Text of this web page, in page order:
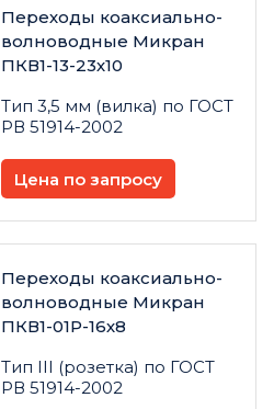
Переходы коаксиально-
волноводные Микран
ПКВ1-13-23х10
Тип 3,5 мм (вилка) по ГОСТ
РВ 51914-2002
Цена по запросу
Переходы коаксиально-
волноводные Микран
ПКВ1-01Р-16х8
Тип III (розетка) по ГОСТ
РВ 51914-2002